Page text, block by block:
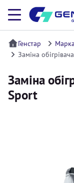
Генстар
Заміна
Заміна
Sport